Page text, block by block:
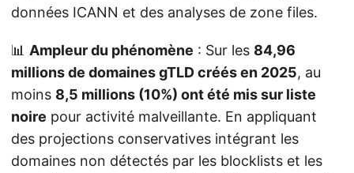
données ICANN et des analyses de zone files.
📊 Ampleur du phénomène : Sur les 84,96
millions de domaines gTLD créés en 2025, au
moins 8,5 millions (10%) ont été mis sur liste
noire pour activité malveillante. En appliquant
des projections conservatives intégrant les
domaines non détectés par les blocklists et les